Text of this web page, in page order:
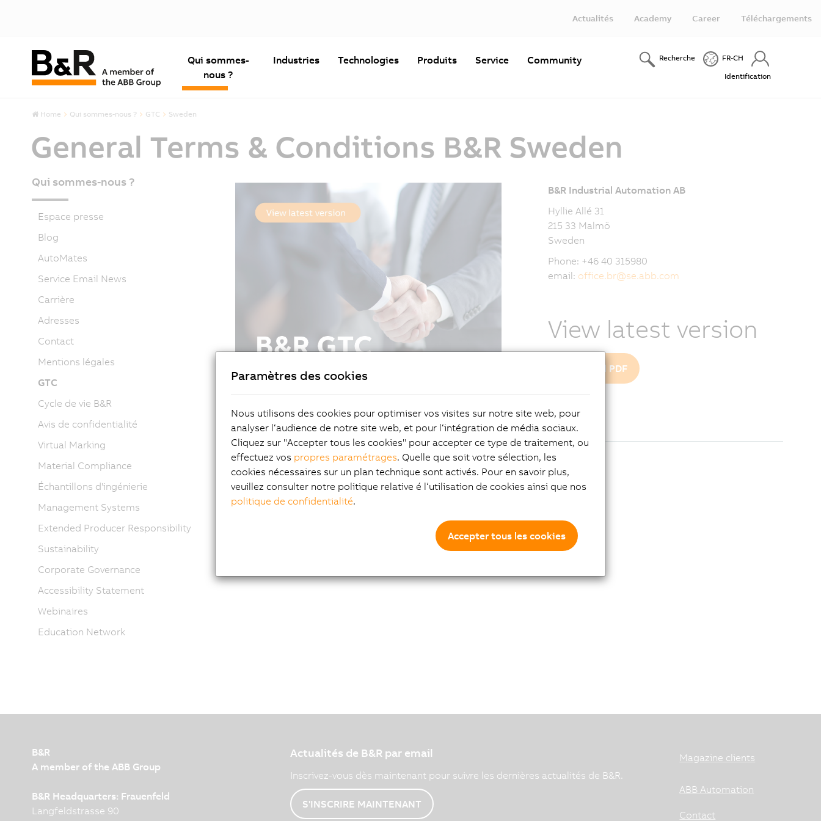
Actualités Academy Career Téléchargements
Qui sommes-
nous ?
Industries Technologies Produits Service Community Recherche FR-CH
Identification
Home Qui sommes-nous ? GTC Sweden
General Terms & Conditions B&R Sweden
B&R Industrial Automation AB
Hyllie Allé 31
215 33 Malmö
Sweden
Phone: +46 40 315980
email: office.br@se.abb.com
View latest version
Download PDF
Qui sommes-nous ?
Espace presse
Blog
AutoMates
Service Email News
Carrière
Adresses
Contact
Mentions légales
GTC
Cycle de vie B&R
Avis de confidentialité
Virtual Marking
Material Compliance
Échantillons d'ingénierie
Management Systems
Extended Producer Responsibility
Sustainability
Corporate Governance
Accessibility Statement
Webinaires
Education Network
B&R
A member of the ABB Group
B&R Headquarters: Frauenfeld
Langfeldstrasse 90
Actualités de B&R par email
Inscrivez-vous dès maintenant pour suivre les dernières actualités de B&R.
S'INSCRIRE MAINTENANT
Magazine clients
ABB Automation
Contact
Paramètres des cookies
Nous utilisons des cookies pour optimiser vos visites sur notre site web, pour
analyser l‘audience de notre site web, et pour l‘intégration de média sociaux.
Cliquez sur "Accepter tous les cookies" pour accepter ce type de traitement, ou
effectuez vos propres paramétrages. Quelle que soit votre sélection, les
cookies nécessaires sur un plan technique sont activés. Pour en savoir plus,
veuillez consulter notre politique relative é l‘utilisation de cookies ainsi que nos
politique de confidentialité.
Accepter tous les cookies